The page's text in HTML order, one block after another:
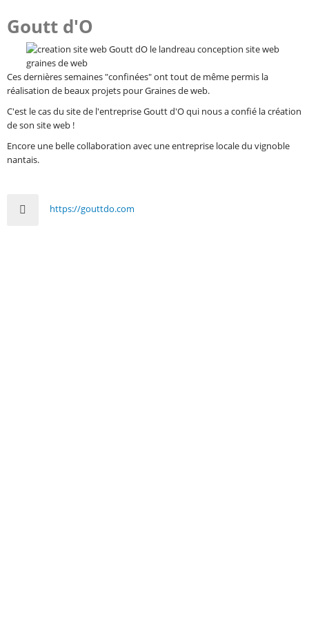
Goutt d'O
Ces dernières semaines "confinées" ont tout de même permis la
réalisation de beaux projets pour Graines de web.
C'est le cas du site de l'entreprise Goutt d'O qui nous a confié la création
de son site web !
Encore une belle collaboration avec une entreprise locale du vignoble
nantais.
https://gouttdo.com